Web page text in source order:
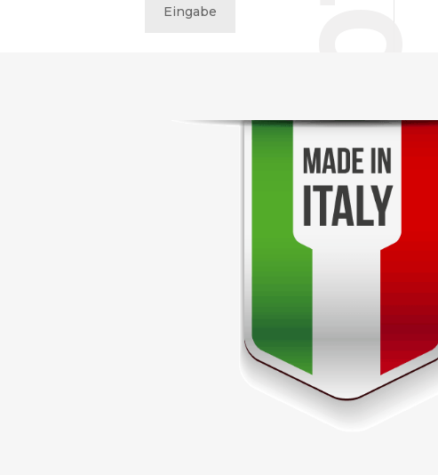
Eingabe